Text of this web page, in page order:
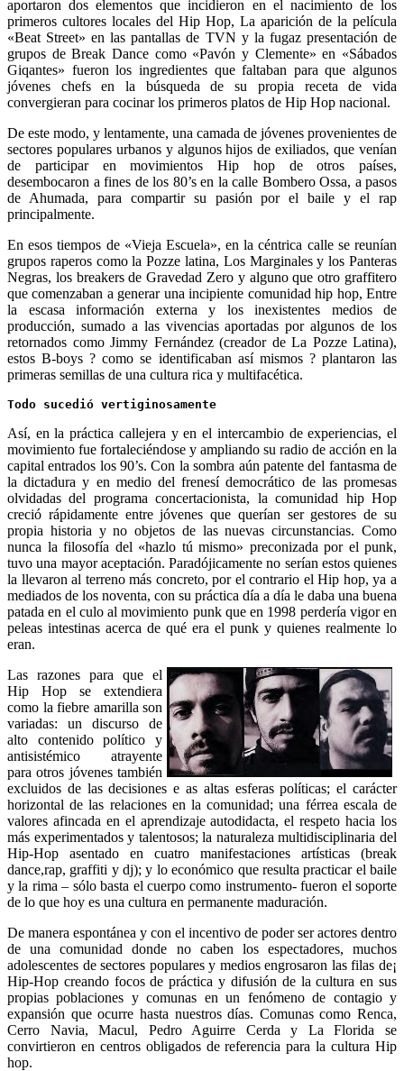
aportaron dos elementos que incidieron en el nacimiento de los
primeros cultores locales del Hip Hop, La aparición de la película
«Beat Street» en las pantallas de TVN y la fugaz presentación de
grupos de Break Dance como «Pavón y Clemente» en «Sábados
Giqantes» fueron los ingredientes que faltaban para que algunos
jóvenes chefs en la búsqueda de su propia receta de vida
convergieran para cocinar los primeros platos de Hip Hop nacional.
De este modo, y lentamente, una camada de jóvenes provenientes de
sectores populares urbanos y algunos hijos de exiliados, que venían
de participar en movimientos Hip hop de otros países,
desembocaron a fines de los 80’s en la calle Bombero Ossa, a pasos
de Ahumada, para compartir su pasión por el baile y el rap
principalmente.
En esos tiempos de «Vieja Escuela», en la céntrica calle se reunían
grupos raperos como la Pozze latina, Los Marginales y los Panteras
Negras, los breakers de Gravedad Zero y alguno que otro graffitero
que comenzaban a generar una incipiente comunidad hip hop, Entre
la escasa información externa y los inexistentes medios de
producción, sumado a las vivencias aportadas por algunos de los
retornados como Jimmy Fernández (creador de La Pozze Latina),
estos B-boys ? como se identificaban así mismos ? plantaron las
primeras semillas de una cultura rica y multifacética.
Todo sucedió vertiginosamente
Así, en la práctica callejera y en el intercambio de experiencias, el
movimiento fue fortaleciéndose y ampliando su radio de acción en la
capital entrados los 90’s. Con la sombra aún patente del fantasma de
la dictadura y en medio del frenesí democrático de las promesas
olvidadas del programa concertacionista, la comunidad hip Hop
creció rápidamente entre jóvenes que querían ser gestores de su
propia historia y no objetos de las nuevas circunstancias. Como
nunca la filosofía del «hazlo tú mismo» preconizada por el punk,
tuvo una mayor aceptación. Paradójicamente no serían estos quienes
la llevaron al terreno más concreto, por el contrario el Hip hop, ya a
mediados de los noventa, con su práctica día a día le daba una buena
patada en el culo al movimiento punk que en 1998 perdería vigor en
peleas intestinas acerca de qué era el punk y quienes realmente lo
eran.
Las razones para que el
Hip Hop se extendiera
como la fiebre amarilla son
variadas: un discurso de
alto contenido político y
antisistémico atrayente
para otros jóvenes también
excluidos de las decisiones e as altas esferas políticas; el carácter
horizontal de las relaciones en la comunidad; una férrea escala de
valores afincada en el aprendizaje autodidacta, el respeto hacia los
más experimentados y talentosos; la naturaleza multidisciplinaria del
Hip-Hop asentado en cuatro manifestaciones artísticas (break
dance,rap, graffiti y dj); y lo económico que resulta practicar el baile
y la rima – sólo basta el cuerpo como instrumento- fueron el soporte
de lo que hoy es una cultura en permanente maduración.
De manera espontánea y con el incentivo de poder ser actores dentro
de una comunidad donde no caben los espectadores, muchos
adolescentes de sectores populares y medios engrosaron las filas de¡
Hip-Hop creando focos de práctica y difusión de la cultura en sus
propias poblaciones y comunas en un fenómeno de contagio y
expansión que ocurre hasta nuestros días. Comunas como Renca,
Cerro Navia, Macul, Pedro Aguirre Cerda y La Florida se
convirtieron en centros obligados de referencia para la cultura Hip
hop.